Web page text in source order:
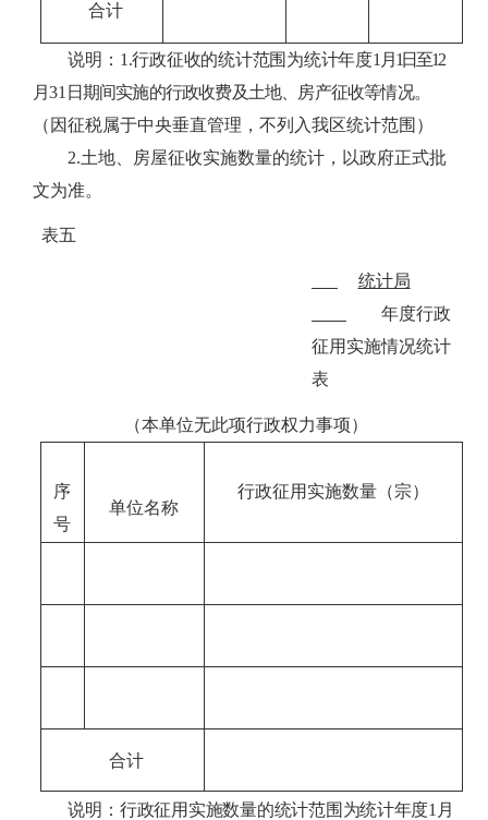
合计
说明： 1.行政征收的统计范围为统计年度1 月1日至12
月31 日期间实施的行政收费及土地、房产征收等情况。
（因征税属于中央垂直管理，不列入我区统计范围）
2.土地、房屋征收实施数量的统计，以政府正式批
文为准。
表五
统计局
年度行政
征用实施情况统计
表
（本单位无此项行政权力事项）
序
号
单位名称
行政征用实施数量（宗）
合计
说明： 行政征用实施数量的统计范围为统计年度1 月